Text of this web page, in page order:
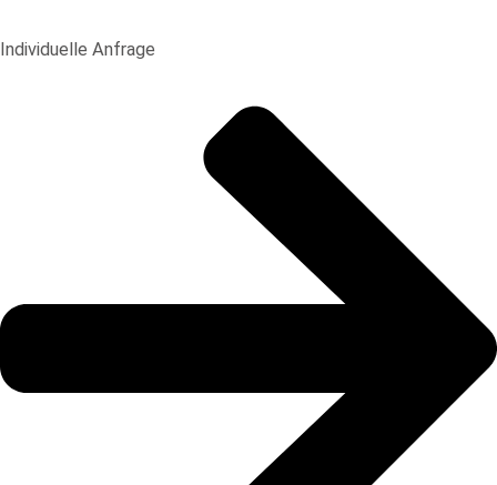
Individuelle Anfrage